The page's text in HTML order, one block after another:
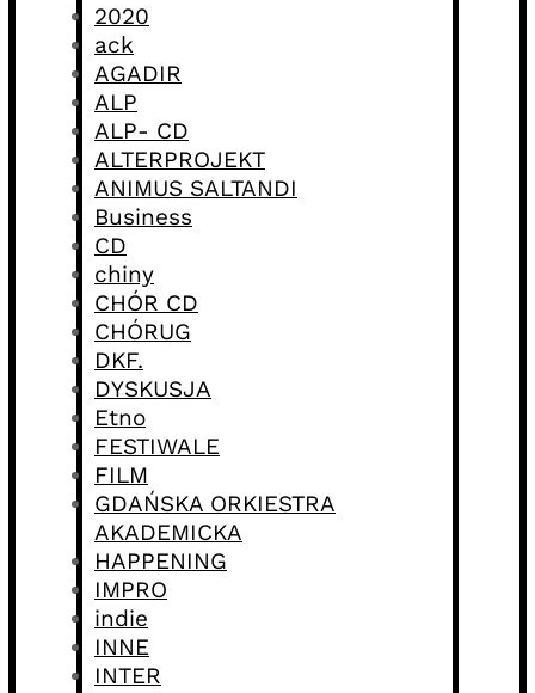
2020
ack
AGADIR
ALP
ALP- CD
ALTERPROJEKT
ANIMUS SALTANDI
Business
CD
chiny
CHÓR CD
CHÓRUG
DKF.
DYSKUSJA
Etno
FESTIWALE
FILM
GDAŃSKA ORKIESTRA
AKADEMICKA
HAPPENING
IMPRO
indie
INNE
INTER